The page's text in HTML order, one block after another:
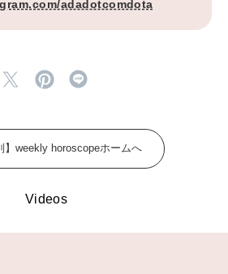
レンドが生まれる 新しい一流店へ。」
“大好き”に出会いに。韓国」
号「スイーツ予想図 2026」
adadotcomdota
】weekly horoscopeホームへ
Videos